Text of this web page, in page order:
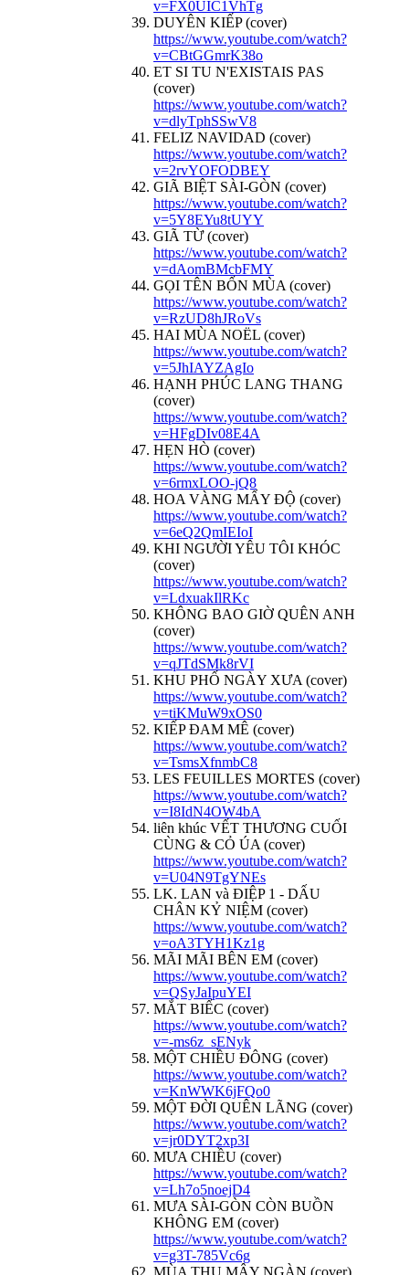
v=FX0UIC1VhTg
DUYÊN KIẾP (cover)
https://www.youtube.com/watch?
v=CBtGGmrK38o
ET SI TU N'EXISTAIS PAS
(cover)
https://www.youtube.com/watch?
v=dlyTphSSwV8
FELIZ NAVIDAD (cover)
https://www.youtube.com/watch?
v=2rvYOFODBEY
GIÃ BIỆT SÀI-GÒN (cover)
https://www.youtube.com/watch?
v=5Y8EYu8tUYY
GIÃ TỪ (cover)
https://www.youtube.com/watch?
v=dAomBMcbFMY
GỌI TÊN BỐN MÙA (cover)
https://www.youtube.com/watch?
v=RzUD8hJRoVs
HAI MÙA NOËL (cover)
https://www.youtube.com/watch?
v=5JhIAYZAgIo
HẠNH PHÚC LANG THANG
(cover)
https://www.youtube.com/watch?
v=HFgDIv08E4A
HẸN HÒ (cover)
https://www.youtube.com/watch?
v=6rmxLOO-jQ8
HOA VÀNG MẤY ĐỘ (cover)
https://www.youtube.com/watch?
v=6eQ2QmIEIoI
KHI NGƯỜI YÊU TÔI KHÓC
(cover)
https://www.youtube.com/watch?
v=LdxuakIlRKc
KHÔNG BAO GIỜ QUÊN ANH
(cover)
https://www.youtube.com/watch?
v=qJTdSMk8rVI
KHU PHỐ NGÀY XƯA (cover)
https://www.youtube.com/watch?
v=tiKMuW9xOS0
KIẾP ĐAM MÊ (cover)
https://www.youtube.com/watch?
v=TsmsXfnmbC8
LES FEUILLES MORTES (cover)
https://www.youtube.com/watch?
v=I8IdN4OW4bA
liên khúc VẾT THƯƠNG CUỐI
CÙNG & CỎ ÚA (cover)
https://www.youtube.com/watch?
v=U04N9TgYNEs
LK. LAN và ĐIỆP 1 - DẤU
CHÂN KỶ NIỆM (cover)
https://www.youtube.com/watch?
v=oA3TYH1Kz1g
MÃI MÃI BÊN EM (cover)
https://www.youtube.com/watch?
v=QSyJaIpuYEI
MẮT BIẾC (cover)
https://www.youtube.com/watch?
v=-ms6z_sENyk
MỘT CHIỀU ĐÔNG (cover)
https://www.youtube.com/watch?
v=KnWWK6jFQo0
MỘT ĐỜI QUÊN LÃNG (cover)
https://www.youtube.com/watch?
v=jr0DYT2xp3I
MƯA CHIỀU (cover)
https://www.youtube.com/watch?
v=Lh7o5noejD4
MƯA SÀI-GÒN CÒN BUỒN
KHÔNG EM (cover)
https://www.youtube.com/watch?
v=g3T-785Vc6g
MÙA THU MÂY NGÀN (cover)